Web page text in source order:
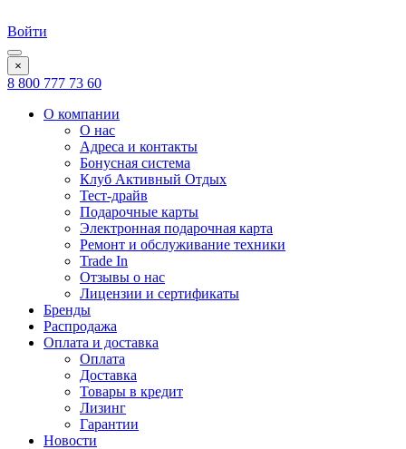
Войти
×
8 800 777 73 60
О компании
О нас
Адреса и контакты
Бонусная система
Клуб Активный Отдых
Тест-драйв
Подарочные карты
Электронная подарочная карта
Ремонт и обслуживание техники
Trade In
Отзывы о нас
Лицензии и сертификаты
Бренды
Распродажа
Оплата и доставка
Оплата
Доставка
Товары в кредит
Лизинг
Гарантии
Новости